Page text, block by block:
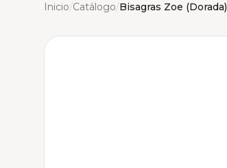
Inicio/Catálogo/Bisagras Zoe (Dorada)